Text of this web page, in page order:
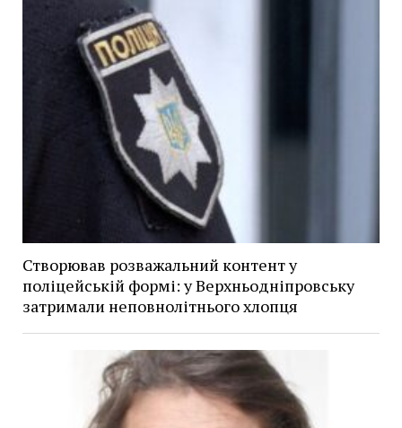
Створював розважальний контент у
поліцейській формі: у Верхньодніпровську
затримали неповнолітнього хлопця